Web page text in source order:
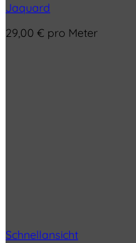
Jaquard
29,00 € pro Meter
Schnellansicht